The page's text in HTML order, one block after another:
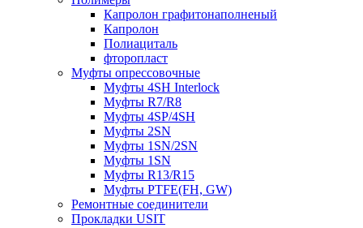
Капролон графитонаполненый
Капролон
Полиациталь
фторопласт
Муфты опрессовочные
Муфты 4SH Interlock
Муфты R7/R8
Муфты 4SP/4SH
Муфты 2SN
Муфты 1SN/2SN
Муфты 1SN
Муфты R13/R15
Муфты PTFE(FH, GW)
Ремонтные соединители
Прокладки USIT